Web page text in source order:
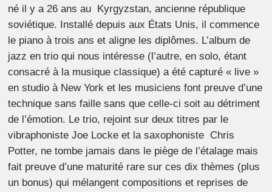
né il y a 26 ans au Kyrgyzstan, ancienne république
soviétique. Installé depuis aux États Unis, il commence
le piano à trois ans et aligne les diplômes. L’album de
jazz en trio qui nous intéresse (l’autre, en solo, étant
consacré à la musique classique) a été capturé « live »
en studio à New York et les musiciens font preuve d’une
technique sans faille sans que celle-ci soit au détriment
de l’émotion. Le trio, rejoint sur deux titres par le
vibraphoniste Joe Locke et la saxophoniste Chris
Potter, ne tombe jamais dans le piège de l’étalage mais
fait preuve d’une maturité rare sur ces dix thèmes (plus
un bonus) qui mélangent compositions et reprises de